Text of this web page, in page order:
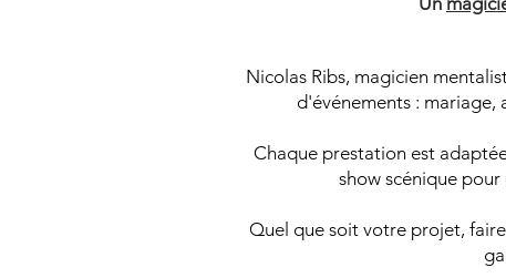
Nicolas Ribs, magicien
d'événements : mariage,
Chaque prestation est
show scénique
Quel que soit votre projet,